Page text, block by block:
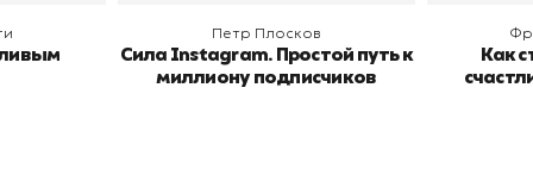
Петр Плосков
Сила Instagram. Простой путь к
миллиону подписчиков
Как